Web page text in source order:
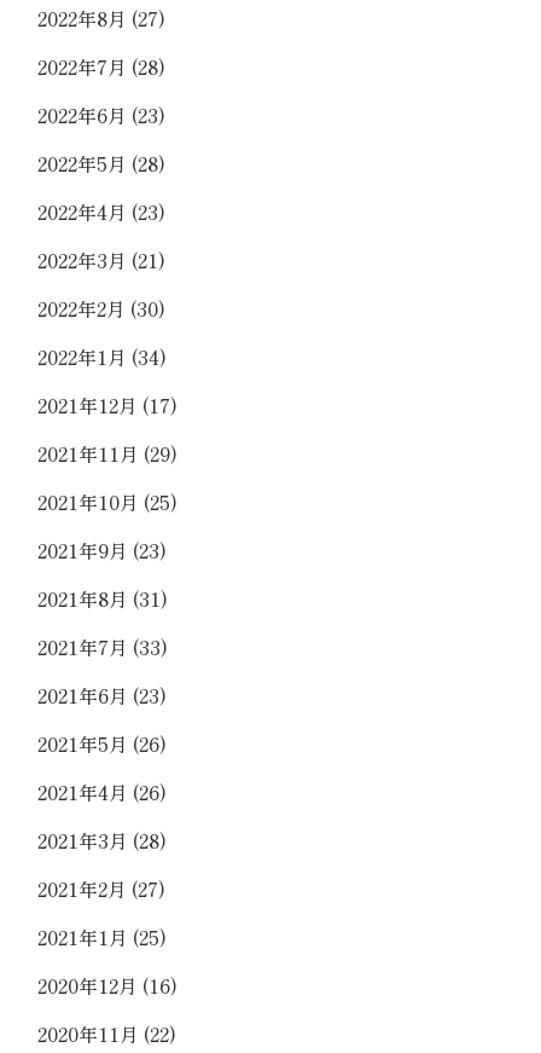
2022年8月 (27)
2022年7月 (28)
2022年6月 (23)
2022年5月 (28)
2022年4月 (23)
2022年3月 (21)
2022年2月 (30)
2022年1月 (34)
2021年12月 (17)
2021年11月 (29)
2021年10月 (25)
2021年9月 (23)
2021年8月 (31)
2021年7月 (33)
2021年6月 (23)
2021年5月 (26)
2021年4月 (26)
2021年3月 (28)
2021年2月 (27)
2021年1月 (25)
2020年12月 (16)
2020年11月 (22)